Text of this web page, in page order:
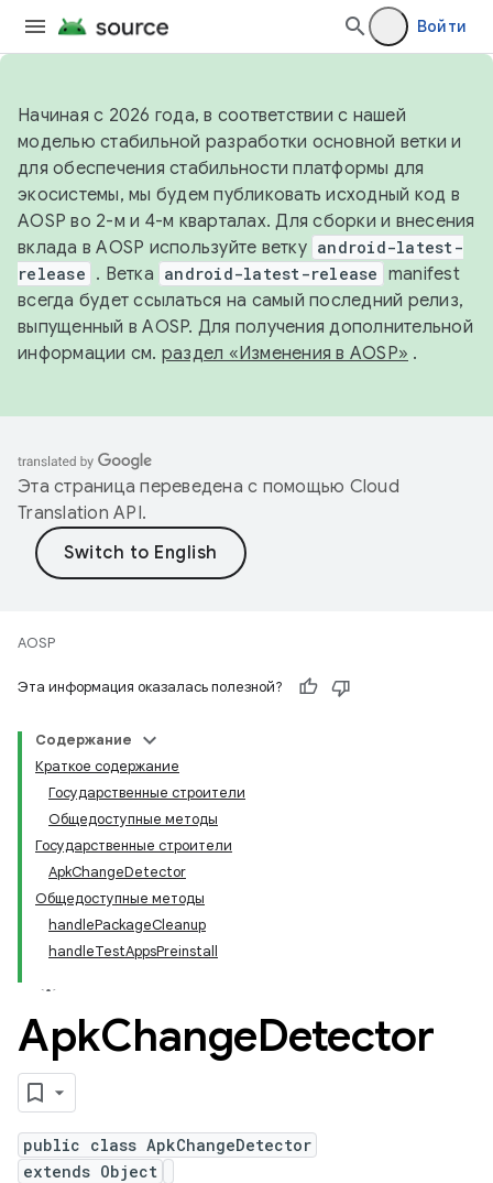
Войти
Начиная с 2026 года, в соответствии с нашей
моделью стабильной разработки основной ветки и
для обеспечения стабильности платформы для
экосистемы, мы будем публиковать исходный код в
AOSP во 2-м и 4-м кварталах. Для сборки и внесения
вклада в AOSP используйте ветку android-latest-
release . Ветка android-latest-release manifest
всегда будет ссылаться на самый последний релиз,
выпущенный в AOSP. Для получения дополнительной
информации см. раздел «Изменения в AOSP» .
Эта страница переведена с помощью Cloud
Translation API.
AOSP
Эта информация оказалась полезной?
Содержание
Краткое содержание
Государственные строители
Общедоступные методы
Государственные строители
ApkChangeDetector
Общедоступные методы
handlePackageCleanup
handleTestAppsPreinstall
ApkChangeDetector
public class ApkChangeDetector
extends Object